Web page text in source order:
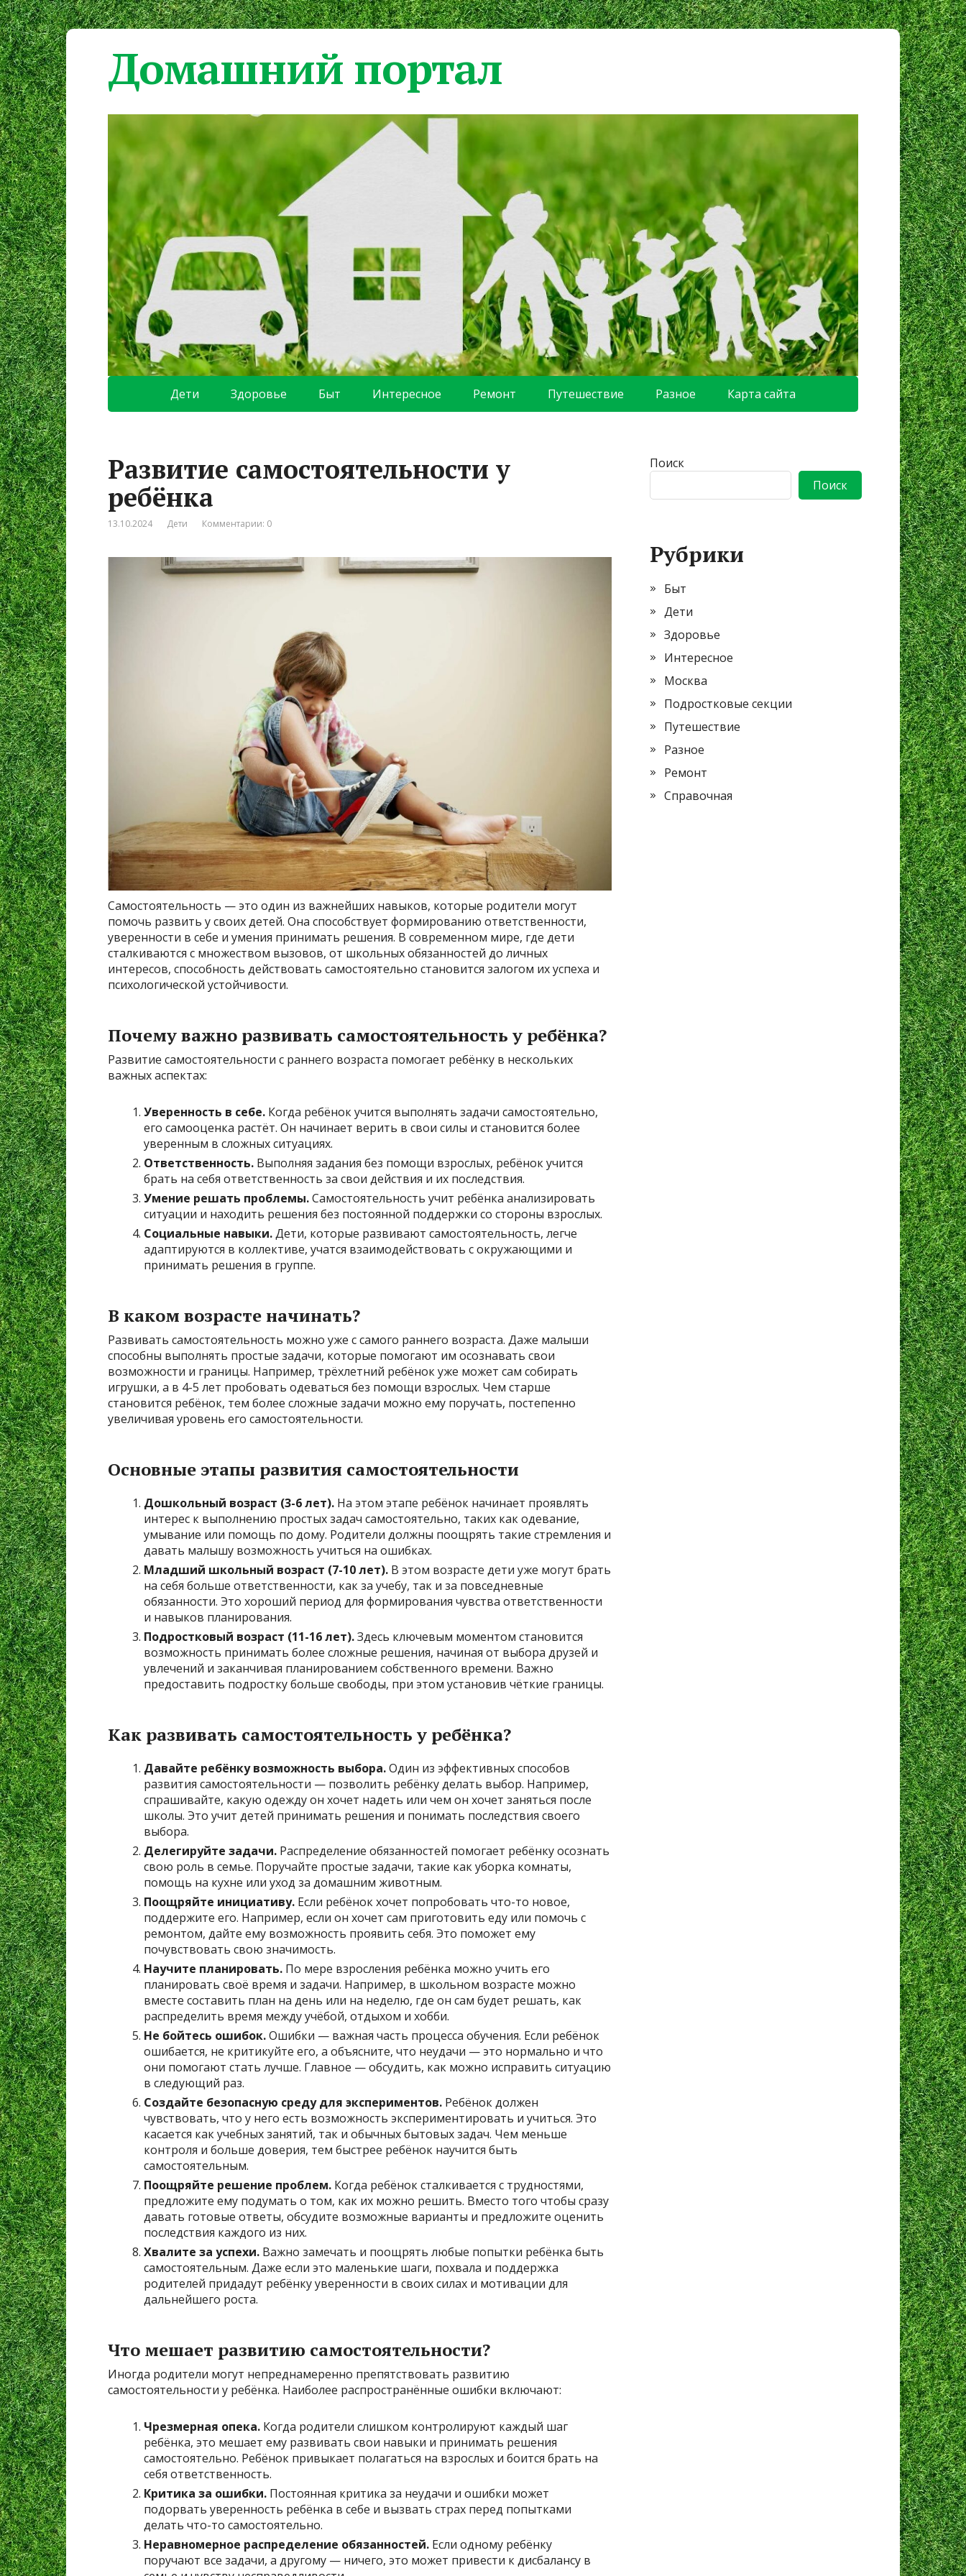
Домашний портал
Дети Здоровье Быт Интересное Ремонт Путешествие Разное Карта сайта
Развитие самостоятельности у
ребёнка
13.10.2024 Дети Комментарии: 0
Самостоятельность — это один из важнейших навыков, которые родители могут
помочь развить у своих детей. Она способствует формированию ответственности,
уверенности в себе и умения принимать решения. В современном мире, где дети
сталкиваются с множеством вызовов, от школьных обязанностей до личных
интересов, способность действовать самостоятельно становится залогом их успеха и
психологической устойчивости.
Почему важно развивать самостоятельность у ребёнка?
Развитие самостоятельности с раннего возраста помогает ребёнку в нескольких
важных аспектах:
Уверенность в себе. Когда ребёнок учится выполнять задачи самостоятельно,
его самооценка растёт. Он начинает верить в свои силы и становится более
уверенным в сложных ситуациях.
Ответственность. Выполняя задания без помощи взрослых, ребёнок учится
брать на себя ответственность за свои действия и их последствия.
Умение решать проблемы.Самостоятельность учит ребёнка анализировать
ситуации и находить решения без постоянной поддержки со стороны взрослых.
Социальные навыки.Дети, которые развивают самостоятельность, легче
адаптируются в коллективе, учатся взаимодействовать с окружающими и
принимать решения в группе.
В каком возрасте начинать?
Развивать самостоятельность можно уже с самого раннего возраста. Даже малыши
способны выполнять простые задачи, которые помогают им осознавать свои
возможности и границы. Например, трёхлетний ребёнок уже может сам собирать
игрушки, а в 4-5 лет пробовать одеваться без помощи взрослых. Чем старше
становится ребёнок, тем более сложные задачи можно ему поручать, постепенно
увеличивая уровень его самостоятельности.
Основные этапы развития самостоятельности
Дошкольный возраст (3-6 лет). На этом этапе ребёнок начинает проявлять
интерес к выполнению простых задач самостоятельно, таких как одевание,
умывание или помощь по дому. Родители должны поощрять такие стремления и
давать малышу возможность учиться на ошибках.
Младший школьный возраст (7-10 лет). В этом возрасте дети уже могут брать
на себя больше ответственности, как за учебу, так и за повседневные
обязанности. Это хороший период для формирования чувства ответственности
и навыков планирования.
Подростковый возраст (11-16 лет).Здесь ключевым моментом становится
возможность принимать более сложные решения, начиная от выбора друзей и
увлечений и заканчивая планированием собственного времени. Важно
предоставить подростку больше свободы, при этом установив чёткие границы.
Как развивать самостоятельность у ребёнка?
Давайте ребёнку возможность выбора.Один из эффективных способов
развития самостоятельности — позволить ребёнку делать выбор. Например,
спрашивайте, какую одежду он хочет надеть или чем он хочет заняться после
школы. Это учит детей принимать решения и понимать последствия своего
выбора.
Делегируйте задачи. Распределение обязанностей помогает ребёнку осознать
свою роль в семье. Поручайте простые задачи, такие как уборка комнаты,
помощь на кухне или уход за домашним животным.
Поощряйте инициативу. Если ребёнок хочет попробовать что-то новое,
поддержите его. Например, если он хочет сам приготовить еду или помочь с
ремонтом, дайте ему возможность проявить себя. Это поможет ему
почувствовать свою значимость.
Научите планировать. По мере взросления ребёнка можно учить его
планировать своё время и задачи. Например, в школьном возрасте можно
вместе составить план на день или на неделю, где он сам будет решать, как
распределить время между учёбой, отдыхом и хобби.
Не бойтесь ошибок.Ошибки — важная часть процесса обучения. Если ребёнок
ошибается, не критикуйте его, а объясните, что неудачи — это нормально и что
они помогают стать лучше. Главное — обсудить, как можно исправить ситуацию
в следующий раз.
Создайте безопасную среду для экспериментов. Ребёнок должен
чувствовать, что у него есть возможность экспериментировать и учиться. Это
касается как учебных занятий, так и обычных бытовых задач. Чем меньше
контроля и больше доверия, тем быстрее ребёнок научится быть
самостоятельным.
Поощряйте решение проблем. Когда ребёнок сталкивается с трудностями,
предложите ему подумать о том, как их можно решить. Вместо того чтобы сразу
давать готовые ответы, обсудите возможные варианты и предложите оценить
последствия каждого из них.
Хвалите за успехи. Важно замечать и поощрять любые попытки ребёнка быть
самостоятельным. Даже если это маленькие шаги, похвала и поддержка
родителей придадут ребёнку уверенности в своих силах и мотивации для
дальнейшего роста.
Что мешает развитию самостоятельности?
Иногда родители могут непреднамеренно препятствовать развитию
самостоятельности у ребёнка. Наиболее распространённые ошибки включают:
Чрезмерная опека. Когда родители слишком контролируют каждый шаг
ребёнка, это мешает ему развивать свои навыки и принимать решения
самостоятельно. Ребёнок привыкает полагаться на взрослых и боится брать на
себя ответственность.
Критика за ошибки. Постоянная критика за неудачи и ошибки может
подорвать уверенность ребёнка в себе и вызвать страх перед попытками
делать что-то самостоятельно.
Неравномерное распределение обязанностей. Если одному ребёнку
поручают все задачи, а другому — ничего, это может привести к дисбалансу в
Поиск
Поиск
Рубрики
Быт
Дети
Здоровье
Интересное
Москва
Подростковые секции
Путешествие
Разное
Ремонт
Справочная